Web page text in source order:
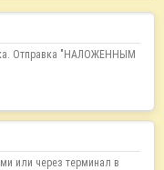
Отправка "НАЛОЖЕННЫМ
или через терминал в